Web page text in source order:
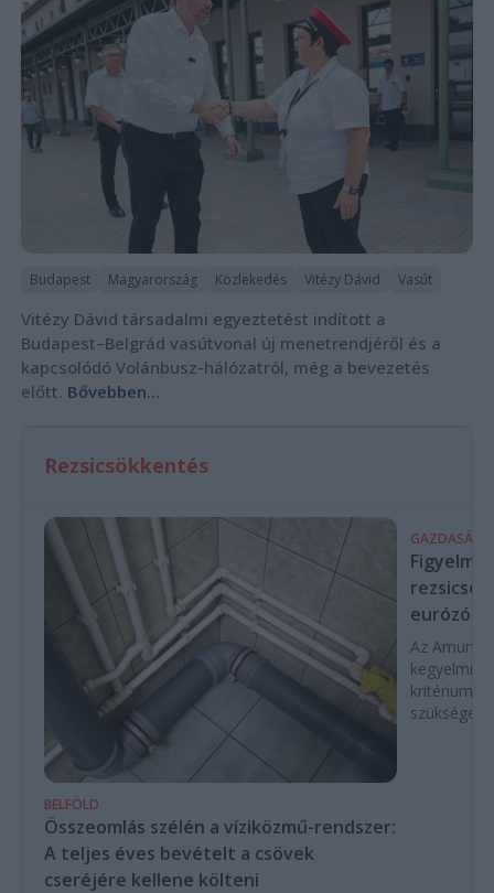
Budapest Magyarország Közlekedés Vitézy Dávid Vasút
Vitézy Dávid társadalmi egyeztetést indított a
Budapest–Belgrád vasútvonal új menetrendjéről és a
kapcsolódó Volánbusz-hálózatról, még a bevezetés
előtt. Bővebben...
Rezsicsökkentés
BELFÖLD
Összeomlás szélén a víziközmű-rendszer:
A teljes éves bevételt a csövek
cseréjére kellene költeni
GAZDASÁG
Az Amundi
kegyelmi